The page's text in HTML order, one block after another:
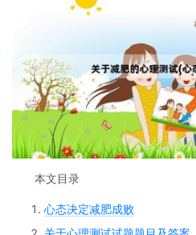
本文目录
心态决定减肥成败